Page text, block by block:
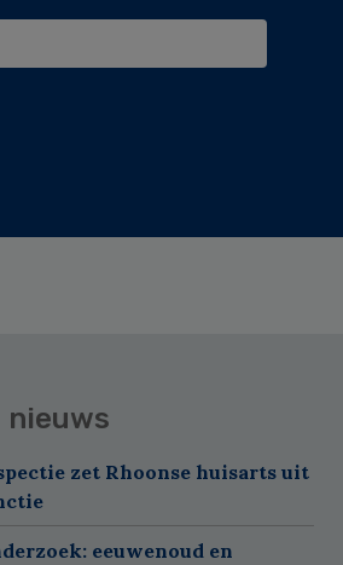
nieuws
zet Rhoonse huisarts uit
eeuwenoud en